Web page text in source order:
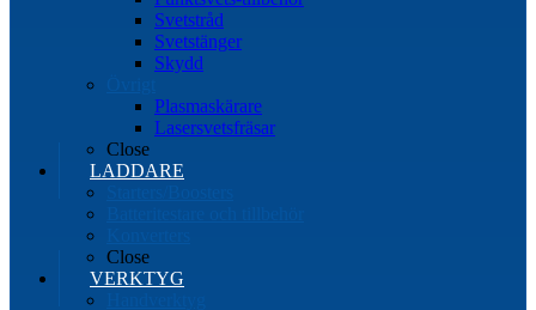
Svetstråd
Svetstänger
Skydd
Plasmaskärare
Lasersvetsfräsar
Close
LADDARE
Close
VERKTYG